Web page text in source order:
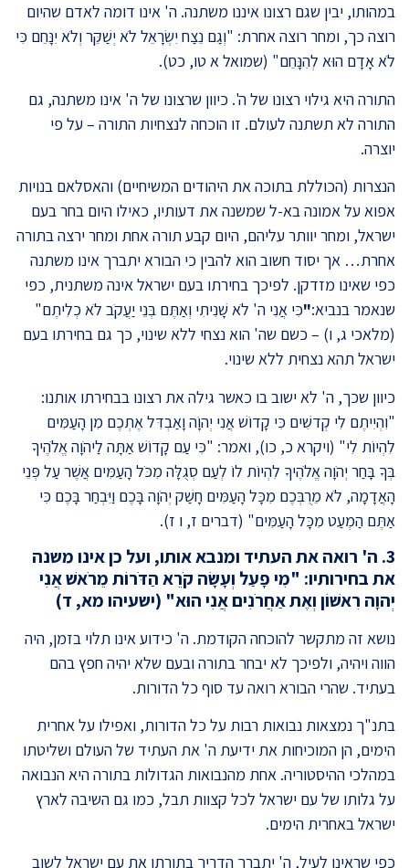
במהותו, יבין שגם רצונו איננו משתנה. ה' אינו דומה לאדם שהיום
רוצה כך, ומחר רוצה אחרת: "וְגַם נֵצַח יִשְׂרָאֵל לֹא יְשַׁקֵּר וְלֹא יִנָּחֵם כִּי
לֹא אָדָם הוּא לְהִנָּחֵם" (שמואל א טו, כט).
התורה היא גילוי רצונו של ה'. כיוון שרצונו של ה' אינו משתנה, גם
התורה לא תשתנה לעולם. זו הוכחה לנצחיות התורה – על פי
יוצרה.
הנצרות (הכוללת בתוכה את היהודים המשיחיים) והאסלאם בנויות
אפוא על אמונה בא-ל שמשנה את דעותיו, כאילו היום בחר בעם
ישראל, ומחר יוותר עליהם, היום קבע תורה אחת ומחר ירצה בתורה
אחרת… אך יסוד חשוב הוא להבין כי הבורא יתברך אינו משתנה
כפי שאינו מזדקן. לפיכך בחירתו בעם ישראל אינה משתנית, כפי
שנאמר בנביא:"כִּי אֲנִי ה' לֹא שָׁנִיתִי וְאַתֶּם בְּנֵי יַעֲקֹב לֹא כְלִיתֶם"
(מלאכי ג, ו) – כשם שה' הוא נצחי ללא שינוי, כך גם בחירתו בעם
ישראל תהא נצחית ללא שינוי.
כיוון שכך, ה' לא ישוב בו כאשר גילה את רצונו בבחירתו אותנו:
"וִהְיִיתֶם לִי קְדשִׁים כִּי קָדוֹשׁ אֲנִי יְהוָֹה וָאַבְדִּל אֶתְכֶם מִן הָעַמִּים
לִהְיוֹת לִי" (ויקרא כ, כו), ואמר: "כִּי עַם קָדוֹשׁ אַתָּה לַיהֹוָה אֱלֹהֶיךָ
בְּךָ בָּחַר יְהֹוָה אֱלֹהֶיךָ לִהְיוֹת לוֹ לְעַם סְגֻלָּה מִכֹּל הָעַמִּים אֲשֶׁר עַל פְּנֵי
הָאֲדָמָה, לֹא מֵרֻבְּכֶם מִכָּל הָעַמִּים חָשַׁק יְהֹוָה בָּכֶם וַיִּבְחַר בָּכֶם כִּי
אַתֶּם הַמְעַט מִכָּל הָעַמִּים" (דברים ז, ו ז).
3. ה' רואה את העתיד ומנבא אותו, ועל כן אינו משנה
את בחירותיו: "מִי פָעַל וְעָשָׂה קֹרֵא הַדֹּרוֹת מֵרֹאשׁ אֲנִי
יְהוָה רִאשׁוֹן וְאֶת אַחֲרֹנִים אֲנִי הוּא" (ישעיהו מא, ד)
נושא זה מתקשר להוכחה הקודמת. ה' כידוע אינו תלוי בזמן, היה
הווה ויהיה, ולפיכך לא יבחר בתורה ובעם שלא יהיה חפץ בהם
בעתיד. שהרי הבורא רואה עד סוף כל הדורות.
בתנ"ך נמצאות נבואות רבות על כל הדורות, ואפילו על אחרית
הימים, הן המוכיחות את ידיעת ה' את העתיד של העולם ושליטתו
במהלכי ההיסטוריה. אחת מהנבואות הגדולות בתורה היא הנבואה
על גלותו של עם ישראל לכל קצוות תבל, כמו גם השיבה לארץ
ישראל באחרית הימים.
כפי שראינו לעיל, ה' יתברך הדריך בתורתו את עם ישראל לשוב